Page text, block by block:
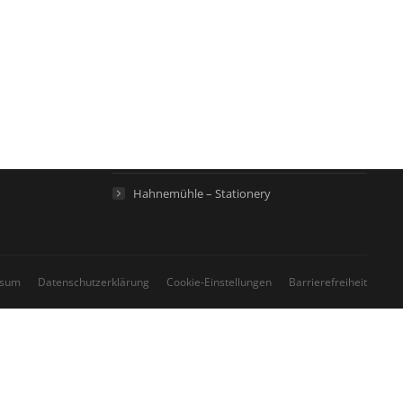
Hahnemühle – Stationery
Datenschutzerklärung Cookie-Einstellungen Barrierefreiheit